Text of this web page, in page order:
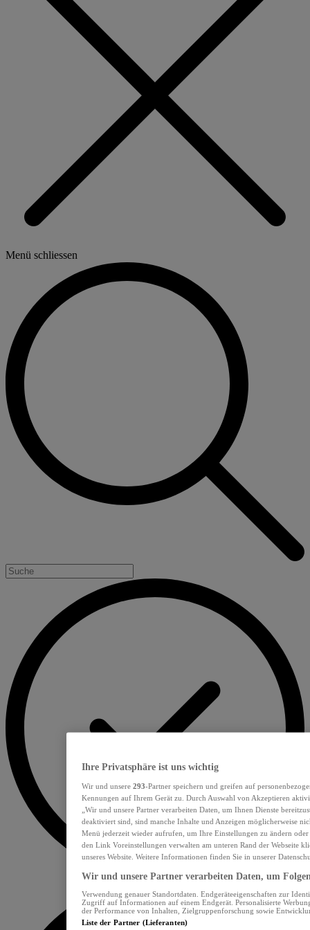
Menü schliessen
Ihre Privatsphäre ist uns wichtig
Wir und unsere 293-Partner speichern und greifen auf
Kennungen auf Ihrem Gerät zu. Durch Auswahl von Akzeptieren
„Wir und unsere Partner verarbeiten Daten, um Ihnen Dienste
deaktiviert sind, sind manche Inhalte und Anzeigen möglicherweise
Menü jederzeit wieder aufrufen, um Ihre Einstellungen zu ändern
den Link Voreinstellungen verwalten am unteren Rand der Webseite
unseres Website. Weitere Informationen finden Sie in unserer
Wir und unsere Partner verarbeiten Daten, um
Verwendung genauer Standortdaten. Endgeräteeigenschaften zur
Zugriff auf Informationen auf einem Endgerät. Personalisierte
der Performance von Inhalten, Zielgruppenforschung sowie
Liste der Partner (Lieferanten)